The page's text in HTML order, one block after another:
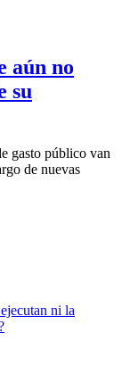
aún no
su
gasto público van
de nuevas